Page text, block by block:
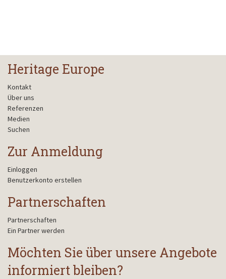
Heritage Europe
Kontakt
Über uns
Referenzen
Medien
Suchen
Zur Anmeldung
Einloggen
Benutzerkonto erstellen
Partnerschaften
Partnerschaften
Ein Partner werden
Möchten Sie über unsere Angebote
informiert bleiben?